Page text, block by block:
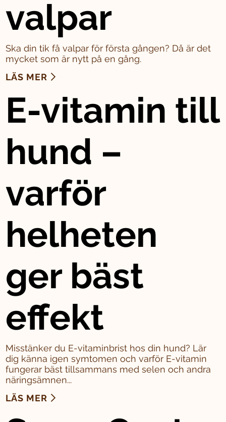
valpar
Ska din tik få valpar för första gången? Då är det
mycket som är nytt på en gång.
LÄS MER
E-vitamin till
hund –
varför
helheten
ger bäst
effekt
Misstänker du E-vitaminbrist hos din hund? Lär
dig känna igen symtomen och varför E-vitamin
fungerar bäst tillsammans med selen och andra
näringsämnen...
LÄS MER